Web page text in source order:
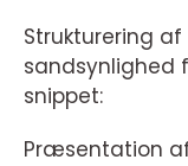
Strukturering
sandsynlighed
snippet:
Præsentation